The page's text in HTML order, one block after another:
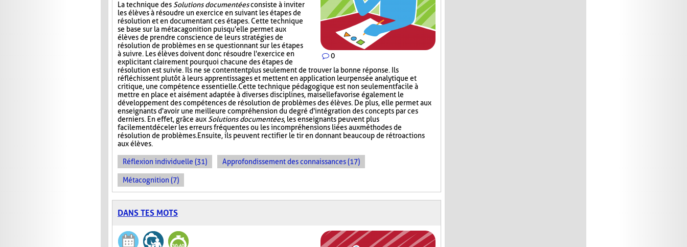
0
La technique desSolutions documentéesconsiste à inviter
les élèves à résoudre un exercice en suivant les étapes de
résolution et en documentant ces étapes. Cette technique
se base sur la métacagonition puisqu'elle permet aux
élèves de prendre conscience de leurs stratégies de
résolution de problèmes en se questionnant sur les étapes
à suivre. Les élèves doivent donc résoudre l'exercice en
explicitant clairement pourquoi chacune des étapes de
résolution est suivie. Ils ne se contentent plus seulement de trouver la bonne réponse. Ils
réfléchissent plutôt à leurs apprentissages et mettent en application leur pensée analytique et
critique, une compétence essentielle. Cette technique pédagogique est non seulement facile à
mettre en place et aisément adaptée à diverses disciplines, mais elle favorise également le
développement des compétences de résolution de problèmes des élèves. De plus, elle permet aux
enseignants d'avoir une meilleure compréhension du degré d'intégration des concepts par ces
derniers. En effet, grâce auxSolutions documentées, les enseignants peuvent plus
facilement déceler les erreurs fréquentes ou les incompréhensions liées aux méthodes de
résolution de problèmes. Ensuite, ils peuvent rectifier le tir en donnant beaucoup de rétroactions
aux élèves.
Réflexion individuelle (31) Approfondissement des connaissances (17)
Métacognition (7)
DANS TES MOTS